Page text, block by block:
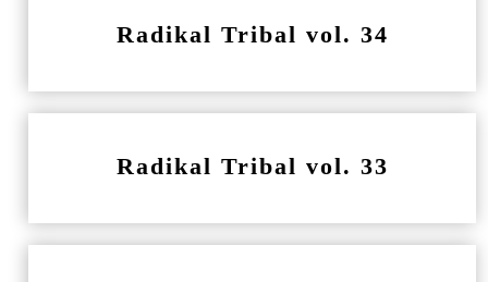
Radikal Tribal vol. 34
Radikal Tribal vol. 33